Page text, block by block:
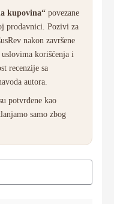
kupovina“ povezane
prodavnici. Pozivi za
nakon završene
korišćenja i
recenzije sa
autora.
potvrđene kao
samo zbog